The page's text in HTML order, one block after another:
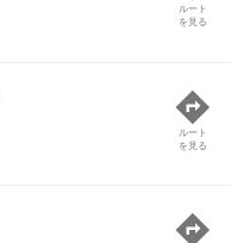
ルート
を見る
ルート
を見る